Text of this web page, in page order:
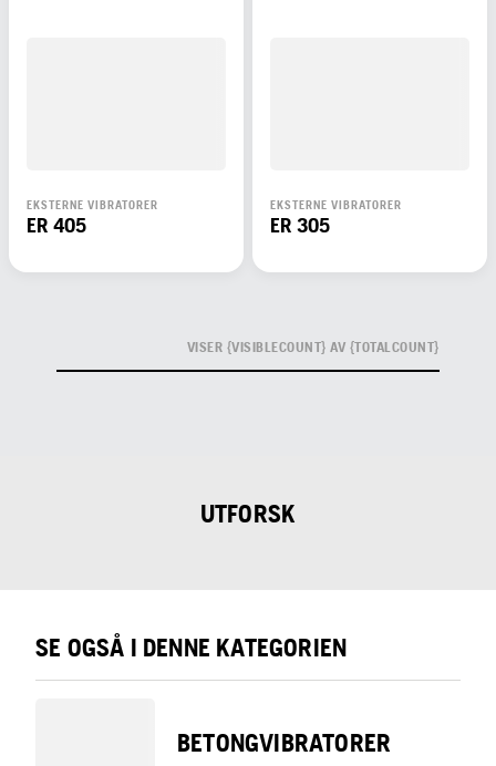
EKSTERNE VIBRATORER
ER 405
EKSTERNE VIBRATORER
ER 305
VISER {VISIBLECOUNT} AV {TOTALCOUNT}
UTFORSK
SE OGSÅ I DENNE KATEGORIEN
BETONGVIBRATORER